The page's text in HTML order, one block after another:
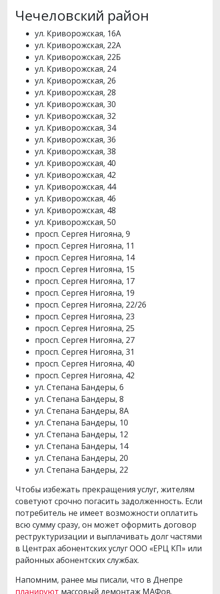
Чечеловский район
ул. Криворожская, 16А
ул. Криворожская, 22А
ул. Криворожская, 22Б
ул. Криворожская, 24
ул. Криворожская, 26
ул. Криворожская, 28
ул. Криворожская, 30
ул. Криворожская, 32
ул. Криворожская, 34
ул. Криворожская, 36
ул. Криворожская, 38
ул. Криворожская, 40
ул. Криворожская, 42
ул. Криворожская, 44
ул. Криворожская, 46
ул. Криворожская, 48
ул. Криворожская, 50
просп. Сергея Нигояна, 9
просп. Сергея Нигояна, 11
просп. Сергея Нигояна, 14
просп. Сергея Нигояна, 15
просп. Сергея Нигояна, 17
просп. Сергея Нигояна, 19
просп. Сергея Нигояна, 22/26
просп. Сергея Нигояна, 23
просп. Сергея Нигояна, 25
просп. Сергея Нигояна, 27
просп. Сергея Нигояна, 31
просп. Сергея Нигояна, 40
просп. Сергея Нигояна, 42
ул. Степана Бандеры, 6
ул. Степана Бандеры, 8
ул. Степана Бандеры, 8А
ул. Степана Бандеры, 10
ул. Степана Бандеры, 12
ул. Степана Бандеры, 14
ул. Степана Бандеры, 20
ул. Степана Бандеры, 22
Чтобы избежать прекращения услуг, жителям
советуют срочно погасить задолженность. Если
потребитель не имеет возможности оплатить
всю сумму сразу, он может оформить договор
реструктуризации и выплачивать долг частями
в Центрах абонентских услуг ООО «ЕРЦ КП» или
районных абонентских службах.
Напомним, ранее мы писали, что в Днепре
планируют массовый демонтаж МАФов.